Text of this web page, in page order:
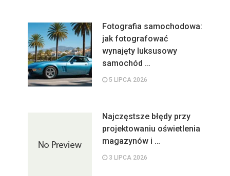
Fotografia samochodowa:
jak fotografować
wynajęty luksusowy
samochód …
5 LIPCA 2026
Najczęstsze błędy przy
projektowaniu oświetlenia
magazynów i …
3 LIPCA 2026